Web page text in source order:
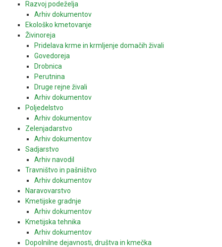
Razvoj podeželja
Arhiv dokumentov
Ekološko kmetovanje
Živinoreja
Pridelava krme in krmljenje domačih živali
Govedoreja
Drobnica
Perutnina
Druge rejne živali
Arhiv dokumentov
Poljedelstvo
Arhiv dokumentov
Zelenjadarstvo
Arhiv dokumentov
Sadjarstvo
Arhiv navodil
Travništvo in pašništvo
Arhiv dokumentov
Naravovarstvo
Kmetijske gradnje
Arhiv dokumentov
Kmetijska tehnika
Arhiv dokumentov
Dopolnilne dejavnosti, društva in kmečka